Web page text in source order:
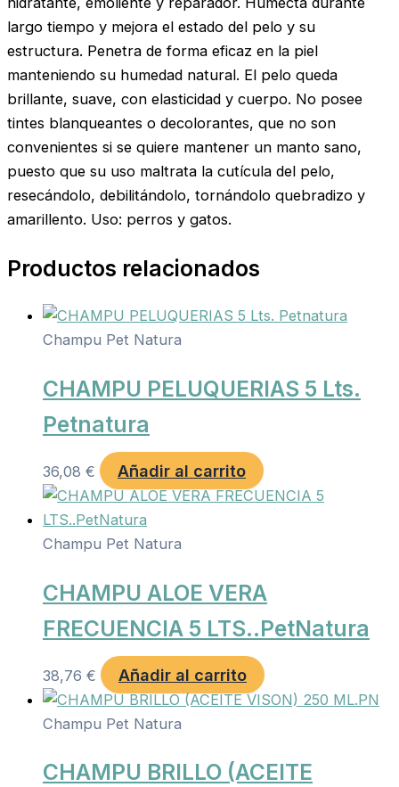
largo tiempo y mejora el estado del pelo y su
estructura. Penetra de forma eficaz en la piel
manteniendo su humedad natural. El pelo queda
brillante, suave, con elasticidad y cuerpo. No posee
tintes blanqueantes o decolorantes, que no son
convenientes si se quiere mantener un manto sano,
puesto que su uso maltrata la cutícula del pelo,
resecándolo, debilitándolo, tornándolo quebradizo y
amarillento. Uso: perros y gatos.
Productos relacionados
Champu Pet Natura
CHAMPU PELUQUERIAS 5 Lts.
Petnatura
36,08 € Añadir al carrito
Champu Pet Natura
CHAMPU ALOE VERA
FRECUENCIA 5 LTS..PetNatura
38,76 € Añadir al carrito
Champu Pet Natura
CHAMPU BRILLO (ACEITE